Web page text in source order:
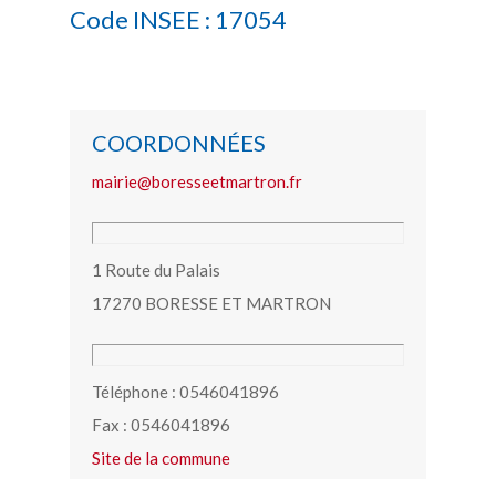
Code INSEE : 17054
COORDONNÉES
mairie@boresseetmartron.fr
1 Route du Palais
17270 BORESSE ET MARTRON
Téléphone : 0546041896
Fax : 0546041896
Site de la commune